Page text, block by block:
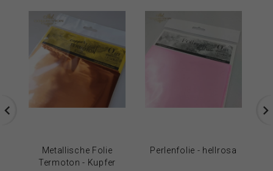
Metallische Folie
Termoton - Kupfer
Perlenfolie - hellrosa